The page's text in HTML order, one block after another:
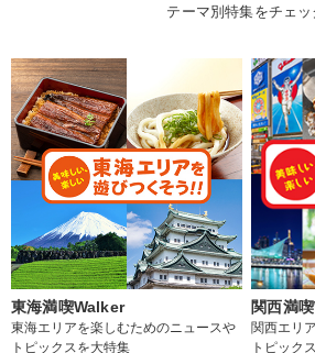
テーマ別特集をチェッ
東海満喫Walker
東海エリアを楽しむためのニュースや
トピックスを大特集
関西満
関西エリ
トピック